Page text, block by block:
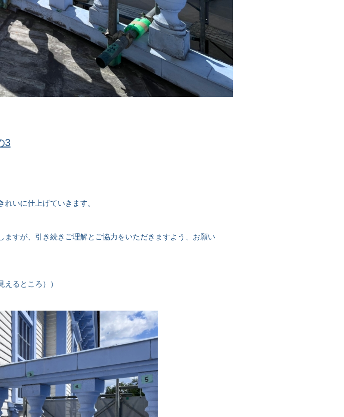
3
いに仕上げていきます。
すが、引き続きご理解とご協力をいただきますよう、お願い
るところ））